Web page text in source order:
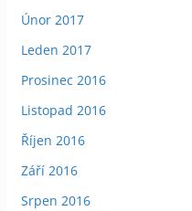
Únor 2017
Leden 2017
Prosinec 2016
Listopad 2016
Říjen 2016
Září 2016
Srpen 2016